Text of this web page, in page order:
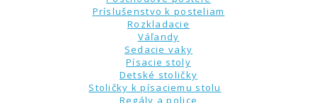
Príslušenstvo k posteliam
Rozkladacie
Váľandy
Sedacie vaky
Písacie stoly
Detské stoličky
Stoličky k písaciemu stolu
Regály a police